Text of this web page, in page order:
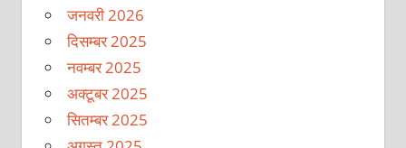
जनवरी 2026
दिसम्बर 2025
नवम्बर 2025
अक्टूबर 2025
सितम्बर 2025